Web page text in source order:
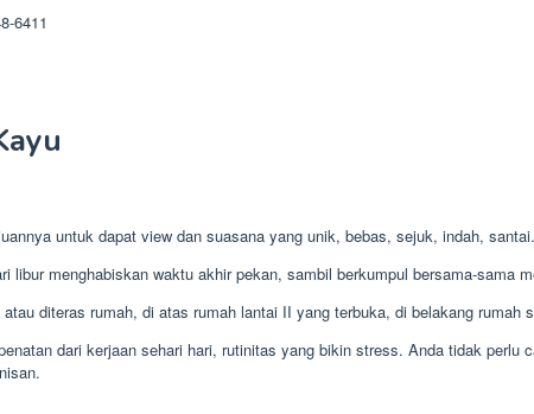
untuk dapat view dan suasana yang unik, bebas, sejuk, indah, santai.
libur menghabiskan waktu akhir pekan, sambil berkumpul bersama-sama
diteras rumah, di atas rumah lantai II yang terbuka, di belakang rumah
dari kerjaan sehari hari, rutinitas yang bikin stress. Anda tidak